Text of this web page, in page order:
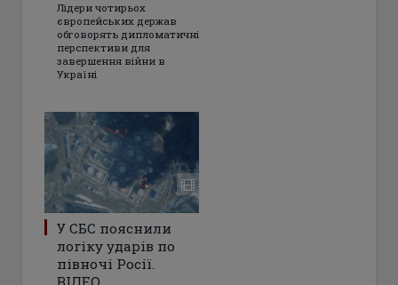
Лідери чотирьох
європейських держав
обговорять дипломатичні
перспективи для
завершення війни в
Україні
У СБС пояснили
логіку ударів по
півночі Росії.